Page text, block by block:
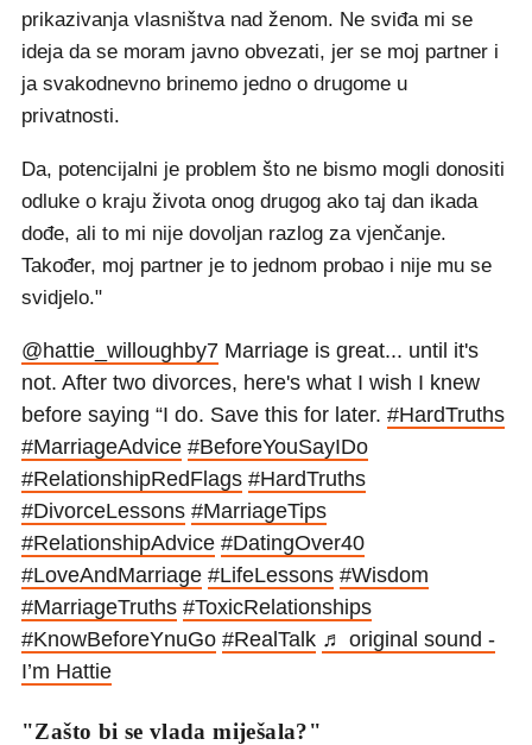
prikazivanja vlasništva nad ženom. Ne sviđa mi se
ideja da se moram javno obvezati, jer se moj partner i
ja svakodnevno brinemo jedno o drugome u
privatnosti.
Da, potencijalni je problem što ne bismo mogli donositi
odluke o kraju života onog drugog ako taj dan ikada
dođe, ali to mi nije dovoljan razlog za vjenčanje.
Također, moj partner je to jednom probao i nije mu se
svidjelo."
@hattie_willoughby7 Marriage is great... until it's
not. After two divorces, here's what I wish I knew
before saying “I do. Save this for later. #HardTruths
#MarriageAdvice #BeforeYouSayIDo
#RelationshipRedFlags #HardTruths
#DivorceLessons #MarriageTips
#RelationshipAdvice #DatingOver40
#LoveAndMarriage #LifeLessons #Wisdom
#MarriageTruths #ToxicRelationships
#KnowBeforeYnuGo #RealTalk ♬ original sound -
I’m Hattie
"Zašto bi se vlada miješala?"